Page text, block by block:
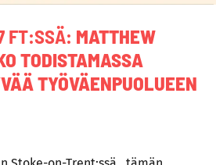
FT:SSÄ: MATTHEW
TODISTAMASSA
TYÖVÄENPUOLUEEN